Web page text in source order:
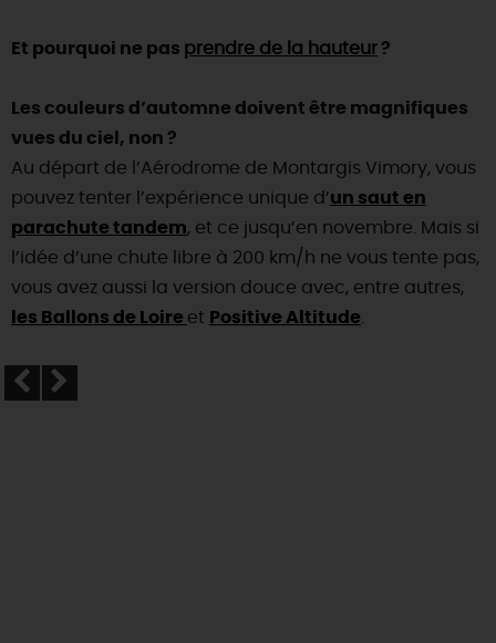
Et pourquoi ne pas prendre de la hauteur ?
Les couleurs d’automne doivent être magnifiques
vues du ciel, non ?
Au départ de l’Aérodrome de Montargis Vimory, vous
pouvez tenter l’expérience unique d’un saut en
parachute tandem, et ce jusqu’en novembre. Mais si
l’idée d’une chute libre à 200 km/h ne vous tente pas,
vous avez aussi la version douce avec, entre autres,
les Ballons de Loire et Positive Altitude